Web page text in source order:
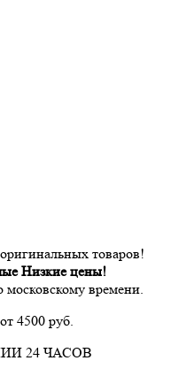
товаров!
Низкие цены!
московскому времени.
4500 руб.
24 ЧАСОВ